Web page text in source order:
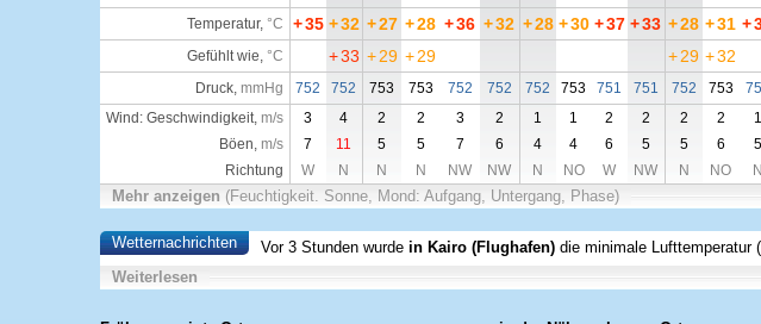
Temperatur, °C +35 +32 +27 +28 +36 +32 +28 +30 +37 +33 +28 +31 +
Gefühlt wie, °C +33 + 29 +29 +29 +32
Druck, mmHg 752 752 753 753 752 752 752 753 751 751 752 753
Wind: Geschwindigkeit, m/s 3 4 2 2 3 2 1 1 2 2 2 2 1
Böen, m/s 7 11 5 5 7 6 4 4 6 5 5 6 5
Richtung
W N N N NW NW N NO W NW N NO N
Mehr anzeigen (Feuchtigkeit. Sonne, Mond: Aufgang, Untergang, Phase)
Wetternachrichten Vor 3 Stunden wurde in Kairo (Flughafen)die minimale Lufttemperatur (
Weiterlesen